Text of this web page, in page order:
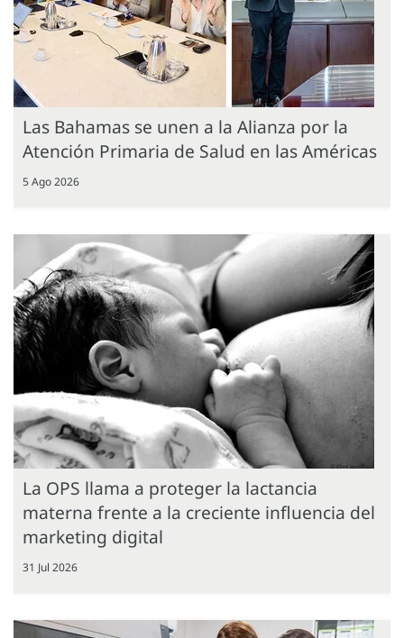
Las Bahamas se unen a la Alianza por la
Atención Primaria de Salud en las Américas
5 Ago 2026
La OPS llama a proteger la lactancia
materna frente a la creciente influencia del
marketing digital
31 Jul 2026